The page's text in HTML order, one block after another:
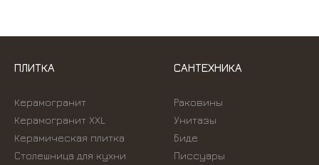
ПЛИТКА
Керамогранит
Керамогранит XXL
Керамическая плитка
Столешница для кухни
САНТЕХНИКА
Раковины
Унитазы
Биде
Писсуары